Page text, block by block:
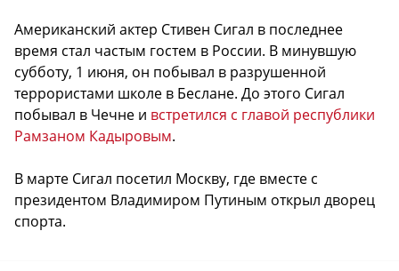
Американский актер Стивен Сигал в последнее
время стал частым гостем в России. В минувшую
субботу, 1 июня, он побывал в разрушенной
террористами школе в Беслане. До этого Сигал
побывал в Чечне и встретился с главой республики
Рамзаном Кадыровым.
В марте Сигал посетил Москву, где вместе с
президентом Владимиром Путиным открыл дворец
спорта.